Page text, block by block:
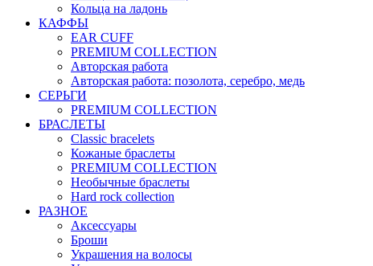
Кольца на ладонь
КАФФЫ
EAR CUFF
PREMIUM COLLECTION
Авторская работа
Авторская работа: позолота, серебро, медь
СЕРЬГИ
PREMIUM COLLECTION
БРАСЛЕТЫ
Classic bracelets
Кожаные браслеты
PREMIUM COLLECTION
Необычные браслеты
Hard rock collection
РАЗНОЕ
Аксессуары
Броши
Украшения на волосы